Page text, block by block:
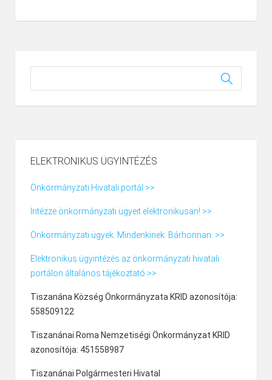
ELEKTRONIKUS ÜGYINTÉZÉS
Önkormányzati Hivatali portál >>
Intézze önkormányzati ügyeit elektronikusan! >>
Önkormányzati ügyek. Mindenkinek. Bárhonnan. >>
Elektronikus ügyintézés az önkormányzati hivatali
portálon általános tájékoztató >>
Tiszanána Község Önkormányzata KRID azonosítója:
558509122
Tiszanánai Roma Nemzetiségi Önkormányzat KRID
azonosítója: 451558987
Tiszanánai Polgármesteri Hivatal